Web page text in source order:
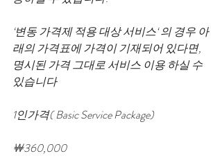
‘변동 가격제 적용 대상 서비스‘ 의 경우 아
래의 가격표에 가격이 기재되어 있다면,
명시된 가격 그대로 서비스 이용 하실 수
있습니다
1인가격( Basic Service Package)
￦360,000